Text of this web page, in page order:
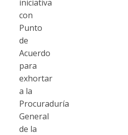
iniciativa
con
Punto
de
Acuerdo
para
exhortar
a la
Procuraduría
General
de la